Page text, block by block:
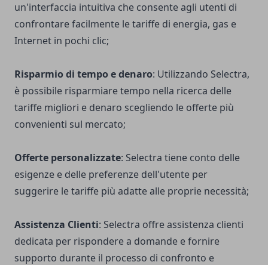
un'interfaccia intuitiva che consente agli utenti di
confrontare facilmente le tariffe di energia, gas e
Internet in pochi clic;
Risparmio di tempo e denaro: Utilizzando Selectra,
è possibile risparmiare tempo nella ricerca delle
tariffe migliori e denaro scegliendo le offerte più
convenienti sul mercato;
Offerte personalizzate: Selectra tiene conto delle
esigenze e delle preferenze dell'utente per
suggerire le tariffe più adatte alle proprie necessità;
Assistenza Clienti: Selectra offre assistenza clienti
dedicata per rispondere a domande e fornire
supporto durante il processo di confronto e